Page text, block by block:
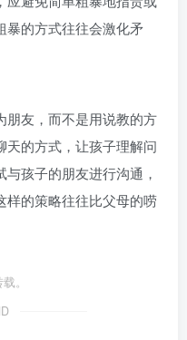
暴的方式往往会激化矛
朋友，而不是用说教的方
天的方式，让孩子理解问
孩子的朋友进行沟通，
样的策略往往比父母的唠
。